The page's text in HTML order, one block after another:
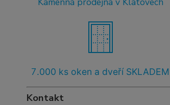
7.000 ks oken a dveří SKLADEM
Kontakt